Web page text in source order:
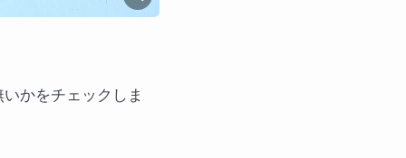
かをチェックしま